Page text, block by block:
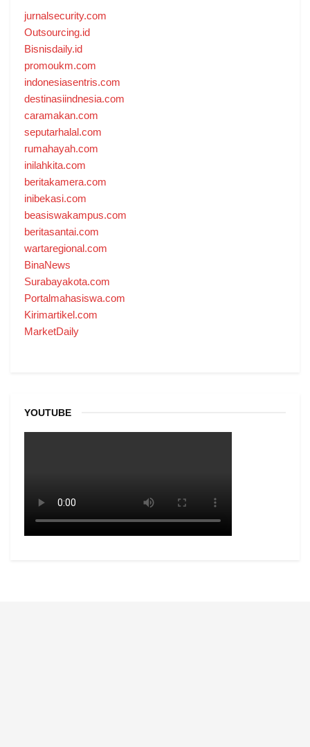
jurnalsecurity.com
Outsourcing.id
Bisnisdaily.id
promoukm.com
indonesiasentris.com
destinasiindnesia.com
caramakan.com
seputarhalal.com
rumahayah.com
inilahkita.com
beritakamera.com
inibekasi.com
beasiswakampus.com
beritasantai.com
wartaregional.com
BinaNews
Surabayakota.com
Portalmahasiswa.com
Kirimartikel.com
MarketDaily
YOUTUBE